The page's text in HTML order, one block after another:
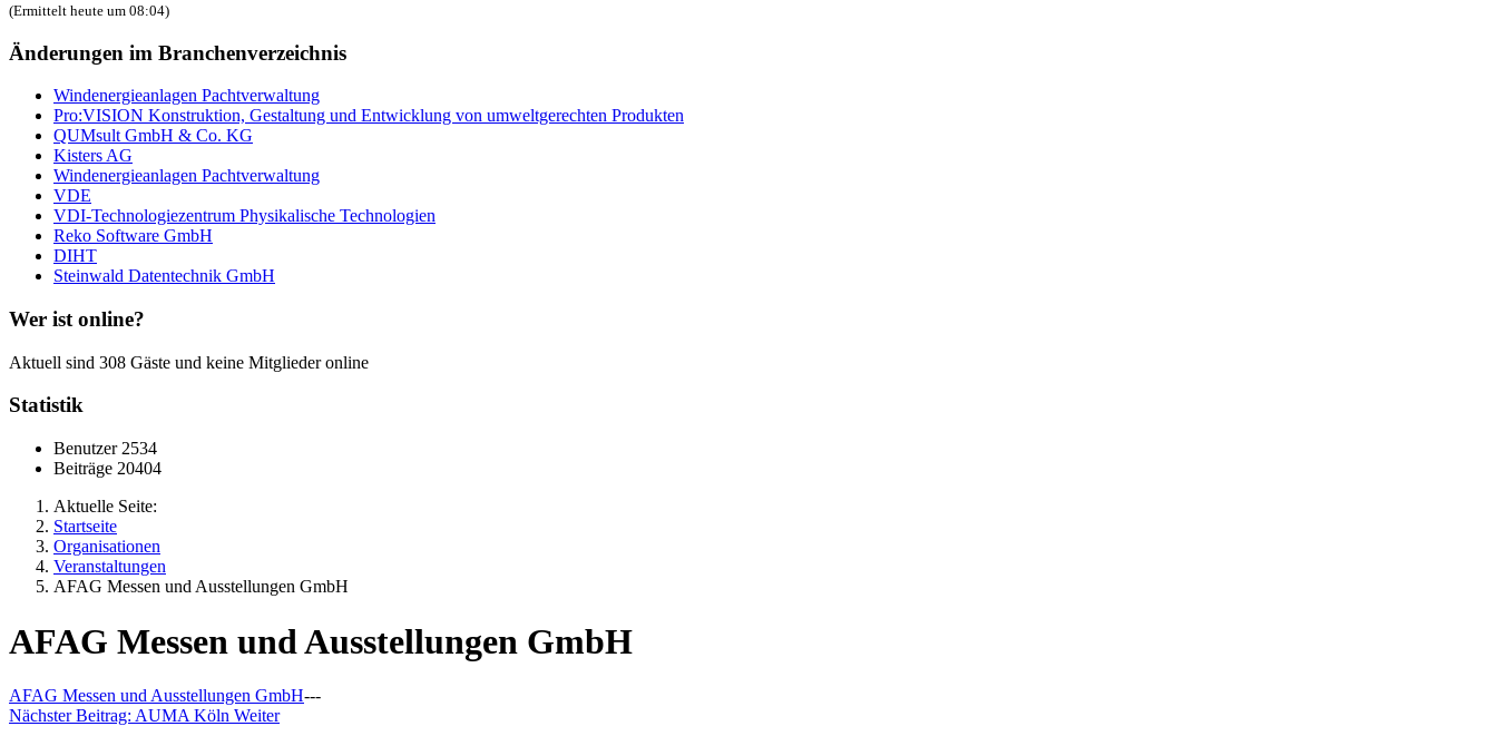
(Ermittelt heute um 08:04)
Änderungen im Branchenverzeichnis
Windenergieanlagen Pachtverwaltung
Pro:VISION Konstruktion, Gestaltung und Entwicklung von umweltgerechten Produkten
QUMsult GmbH & Co. KG
Kisters AG
Windenergieanlagen Pachtverwaltung
VDE
VDI-Technologiezentrum Physikalische Technologien
Reko Software GmbH
DIHT
Steinwald Datentechnik GmbH
Wer ist online?
Aktuell sind 308 Gäste und keine Mitglieder online
Statistik
Benutzer 2534
Beiträge 20404
Aktuelle Seite:
Startseite
Organisationen
Veranstaltungen
AFAG Messen und Ausstellungen GmbH
AFAG Messen und Ausstellungen GmbH
AFAG Messen und Ausstellungen GmbH---
Nächster Beitrag: AUMA Köln Weiter